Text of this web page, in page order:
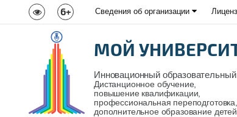
6+ Сведения об организации
МОЙ
Инновационный
Дистанционное обучение,
повышение квалификации,
профессиональная переподготовка,
дополнительное образование